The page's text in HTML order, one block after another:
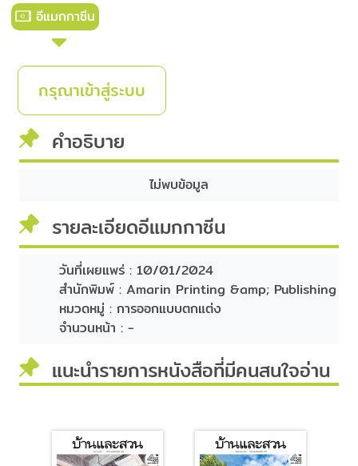
อีแมกกาซีน
กรุณาเข้าสู่ระบบ
คำอธิบาย
ไม่พบข้อมูล
รายละเอียดอีแมกกาซีน
วันที่เผยแพร่ : 10/01/2024
สำนักพิมพ์ : Amarin Printing &amp; Publishing
หมวดหมู่ : การออกแบบตกแต่ง
จำนวนหน้า : -
แนะนำรายการหนังสือที่มีคนสนใจอ่าน